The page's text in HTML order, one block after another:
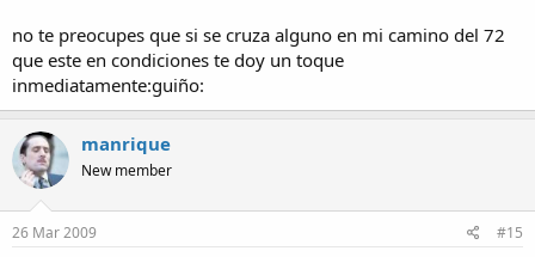
no te preocupes que si se cruza alguno en mi camino del 72
que este en condiciones te doy un toque
inmediatamente:guiño:
manrique
New member
26 Mar 2009 #15